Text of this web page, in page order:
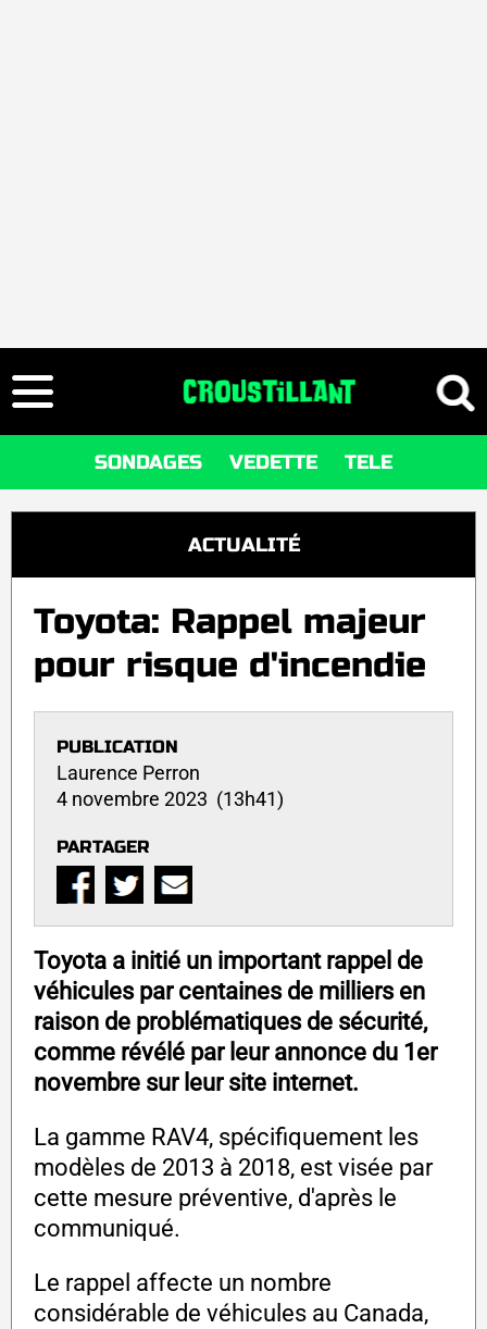
SONDAGES VEDETTE TELE
ACTUALITÉ
Toyota: Rappel majeur
pour risque d'incendie
PUBLICATION
Laurence Perron
4 novembre 2023 (13h41)
PARTAGER
Toyota a initié un important rappel de
véhicules par centaines de milliers en
raison de problématiques de sécurité,
comme révélé par leur annonce du 1er
novembre sur leur site internet.
La gamme RAV4, spécifiquement les
modèles de 2013 à 2018, est visée par
cette mesure préventive, d'après le
communiqué.
Le rappel affecte un nombre
considérable de véhicules au Canada,